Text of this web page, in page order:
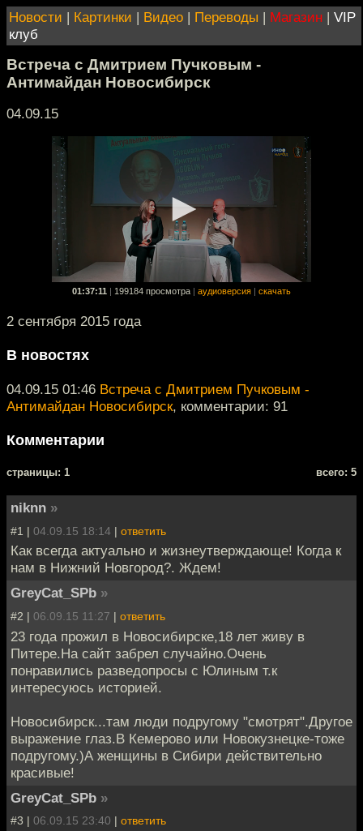
Новости | Картинки | Видео | Переводы | Магазин | VIP
клуб
Встреча с Дмитрием Пучковым -
Антимайдан Новосибирск
04.09.15
01:37:11 199184 просмотра аудиоверсия скачать
2 сентября 2015 года
В новостях
04.09.15 01:46 Встреча с Дмитрием Пучковым -
Антимайдан Новосибирск, комментарии: 91
Комментарии
cтраницы: 1 всего: 5
niknn »
#1 | 04.09.15 18:14 | ответить
Как всегда актуально и жизнеутверждающе! Когда к
нам в Нижний Новгород?. Ждем!
GreyCat_SPb »
#2 | 06.09.15 11:27 | ответить
23 года прожил в Новосибирске,18 лет живу в
Питере.На сайт забрел случайно.Очень
понравились разведопросы с Юлиным т.к
интересуюсь историей.
Новосибирск...там люди подругому "смотрят".Другое
выражение глаз.В Кемерово или Новокузнецке-тоже
подругому.)А женщины в Сибири действительно
красивые!
GreyCat_SPb »
#3 | 06.09.15 23:40 | ответить